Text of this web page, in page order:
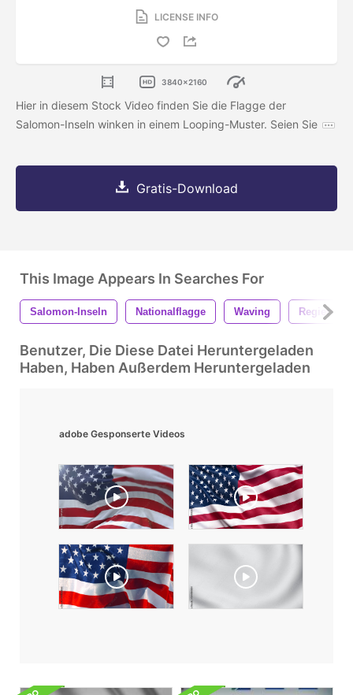
LICENSE INFO
3840x2160
Hier in diesem Stock Video finden Sie die Flagge der
Salomon-Inseln winken in einem Looping-Muster. Seien Sie
Gratis-Download
This Image Appears In Searches For
Salomon-Inseln Nationalflagge Waving Regierung
Benutzer, Die Diese Datei Heruntergeladen
Haben, Haben Außerdem Heruntergeladen
adobe Gesponserte Videos